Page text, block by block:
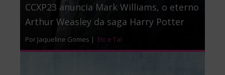
CCXP23 anuncia Mark Williams, o eterno
Arthur Weasley da saga Harry Potter
Por Jaqueline Gomes | Etc e Tal